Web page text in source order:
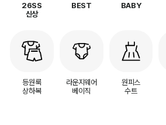
26SS
신상
BEST BABY
등원룩
상하복
라운지웨어
베이직
원피스
수트